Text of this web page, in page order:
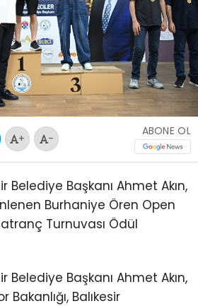
+ -
ABONE OL
Belediye Başkanı Ahmet Akın,
Burhaniye Ören Open
Turnuvası Ödül
Belediye Başkanı Ahmet Akın,
Bakanlığı, Balıkesir